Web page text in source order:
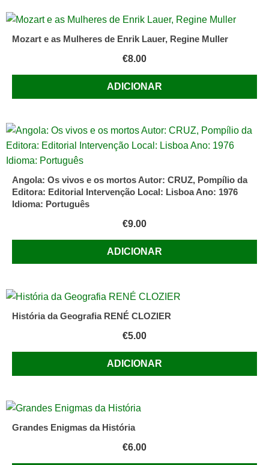
Mozart e as Mulheres de Enrik Lauer, Regine Muller
€8.00
ADICIONAR
Angola: Os vivos e os mortos Autor: CRUZ, Pompílio da
Editora: Editorial Intervenção Local: Lisboa Ano: 1976
Idioma: Português
€9.00
ADICIONAR
História da Geografia RENÉ CLOZIER
€5.00
ADICIONAR
Grandes Enigmas da História
€6.00